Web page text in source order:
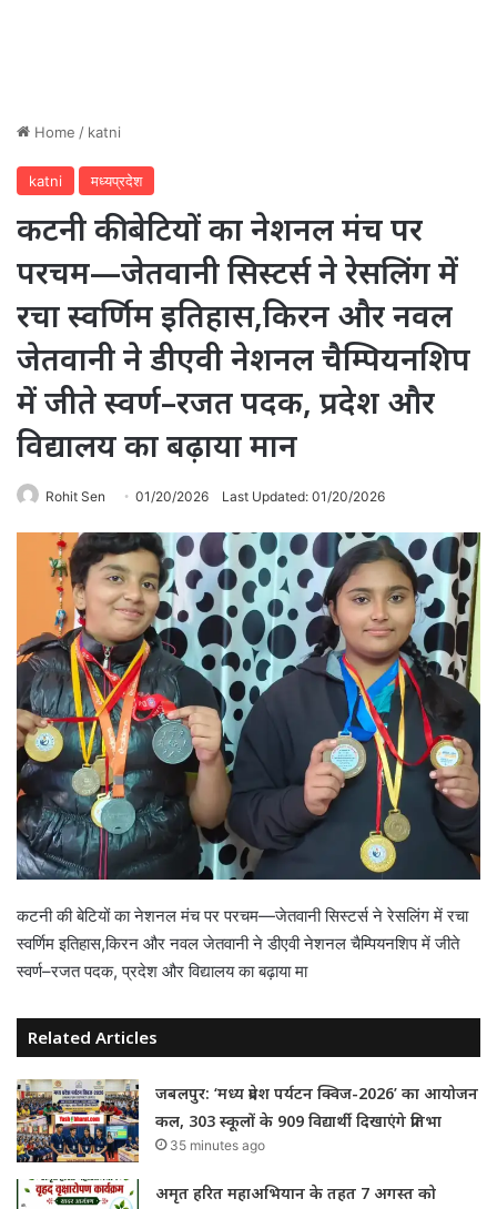
Home / katni
katni मध्यप्रदेश
कटनी की बेटियों का नेशनल मंच पर
परचम—जेतवानी सिस्टर्स ने रेसलिंग में
रचा स्वर्णिम इतिहास,किरन और नवल
जेतवानी ने डीएवी नेशनल चैम्पियनशिप
में जीते स्वर्ण–रजत पदक, प्रदेश और
विद्यालय का बढ़ाया मान
Rohit Sen 01/20/2026 Last Updated: 01/20/2026
कटनी की बेटियों का नेशनल मंच पर परचम—जेतवानी सिस्टर्स ने रेसलिंग में रचा
स्वर्णिम इतिहास,किरन और नवल जेतवानी ने डीएवी नेशनल चैम्पियनशिप में जीते
स्वर्ण–रजत पदक, प्रदेश और विद्यालय का बढ़ाया मा
Related Articles
जबलपुर: ‘मध्य प्रदेश पर्यटन क्विज-2026’ का आयोजन
कल, 303 स्कूलों के 909 विद्यार्थी दिखाएंगे प्रतिभा
35 minutes ago
अमृत हरित महाअभियान के तहत 7 अगस्त को